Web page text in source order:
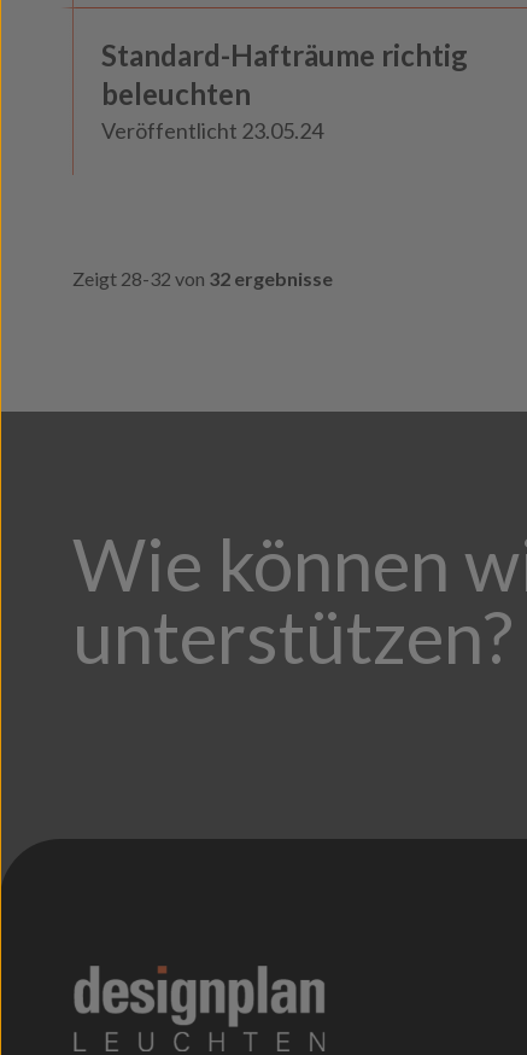
Insights
Standard-Hafträume richtig
beleuchten
Veröffentlicht 23.05.24
Zeigt 28-32 von 32 ergebnisse
Wie können
unterstützen?